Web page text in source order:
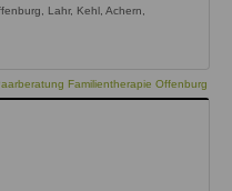
Lahr, Kehl, Achern,
Familientherapie Offenburg